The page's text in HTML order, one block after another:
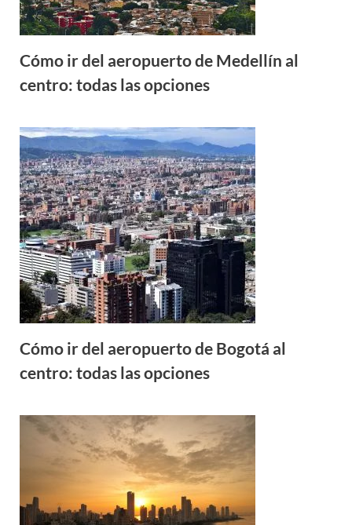
Cómo ir del aeropuerto de Medellín al
centro: todas las opciones
Cómo ir del aeropuerto de Bogotá al
centro: todas las opciones